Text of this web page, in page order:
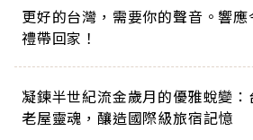
更好的台灣，需要你的聲音。響
禮帶回家！
凝鍊半世紀流金歲月的優雅蛻變
老屋靈魂，釀造國際級旅宿記憶